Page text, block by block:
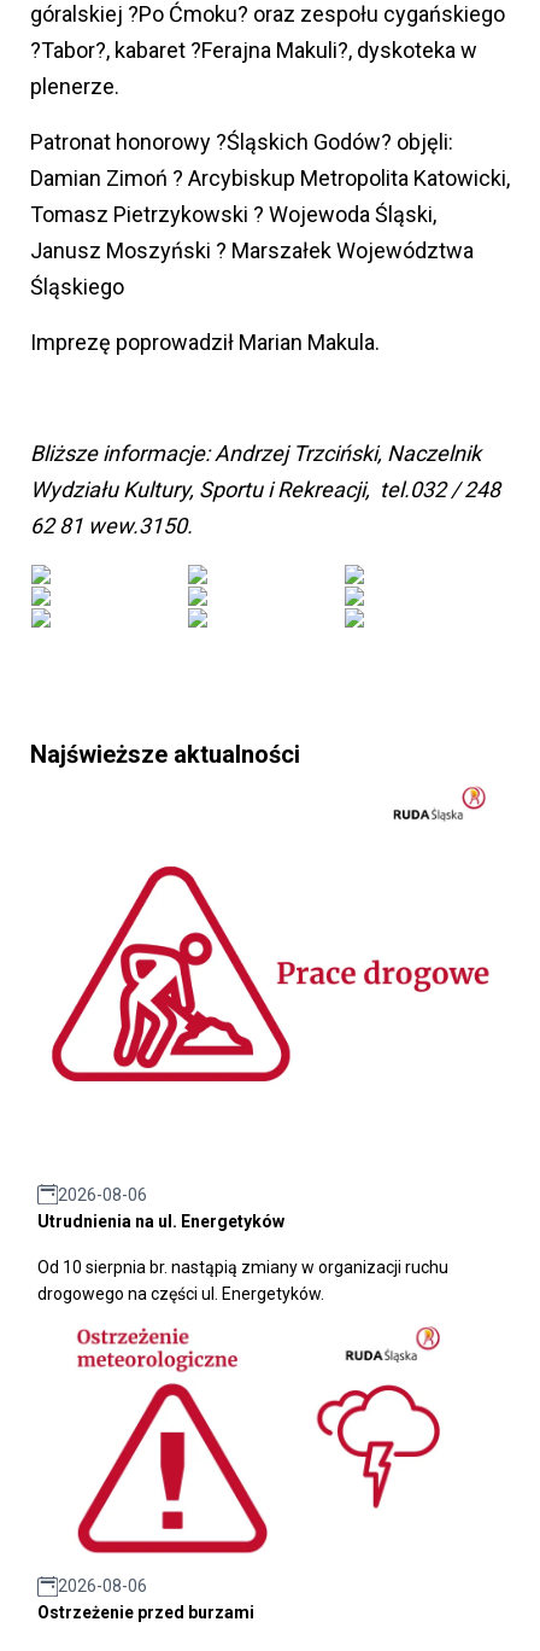
góralskiej ?Po Ćmoku? oraz zespołu cygańskiego
?Tabor?, kabaret ?Ferajna Makuli?, dyskoteka w
plenerze.
Patronat honorowy ?Śląskich Godów? objęli:
Damian Zimoń ? Arcybiskup Metropolita Katowicki,
Tomasz Pietrzykowski ? Wojewoda Śląski,
Janusz Moszyński ? Marszałek Województwa
Śląskiego
Imprezę poprowadził Marian Makula.
Bliższe informacje: Andrzej Trzciński, Naczelnik
Wydziału Kultury, Sportu i Rekreacji, tel.032 / 248
62 81 wew.3150.
Najświeższe aktualności
2026-08-06
Utrudnienia na ul. Energetyków
Od 10 sierpnia br. nastąpią zmiany w organizacji ruchu
drogowego na części ul. Energetyków.
2026-08-06
Ostrzeżenie przed burzami